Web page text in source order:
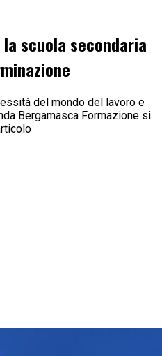
la scuola secondaria
del mondo del lavoro e
Bergamasca Formazione si